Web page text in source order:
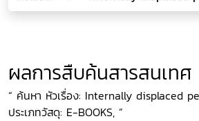
ผลการสืบค้นสารสนเทศ
“ ค้นหา หัวเรื่อง: Internally displaced
ประเภทวัสดุ: E-BOOKS, ”